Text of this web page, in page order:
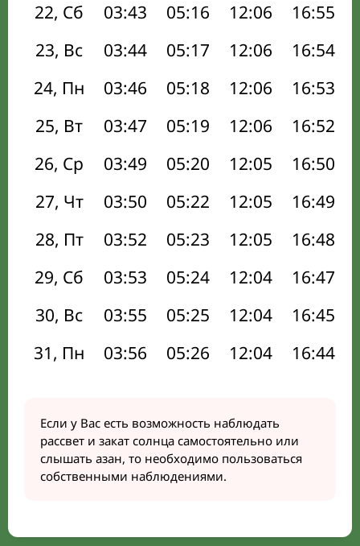
22, Сб
03:43 05:16 12:06 16:55
23, Вс
03:44 05:17 12:06 16:54
24, Пн
03:46 05:18 12:06 16:53
25, Вт
03:47 05:19 12:06 16:52
26, Ср
03:49 05:20 12:05 16:50
27, Чт
03:50 05:22 12:05 16:49
28, Пт
03:52 05:23 12:05 16:48
29, Сб
03:53 05:24 12:04 16:47
30, Вс
03:55 05:25 12:04 16:45
31, Пн
03:56 05:26 12:04 16:44
Если у Вас есть возможность наблюдать
рассвет и закат солнца самостоятельно или
слышать азан, то необходимо пользоваться
собственными наблюдениями.